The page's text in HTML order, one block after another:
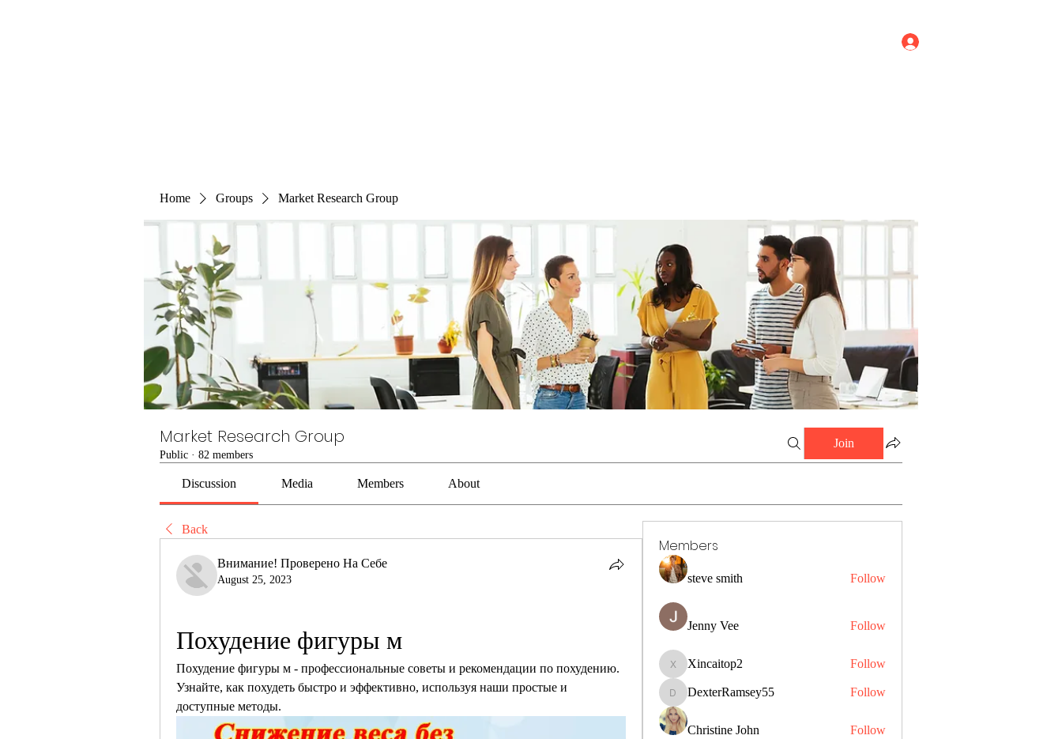
Home Groups Market Research Group
Market Research Group
Public · 82 members
Join
Discussion Media Members About
Back
Внимание! Проверено На Себе
August 25, 2023
Похудение фигуры м
Похудение фигуры м - профессиональные советы и рекомендации по похудению.
Узнайте, как похудеть быстро и эффективно, используя наши простые и
доступные методы.
Members
steve smith Follow
Jenny Vee Follow
Xincaitop2
Xincaitop2 Follow
DexterRamsey55
DexterRamsey55 Follow
Christine John Follow